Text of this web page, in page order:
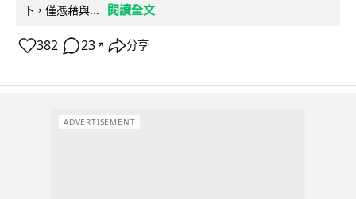
下，僅憑藉與...
閱讀全文
382 23 ↗ 分享
ADVERTISEMENT